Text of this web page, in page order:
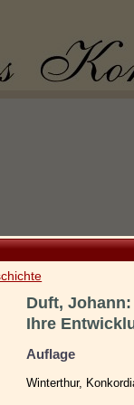
Duft,
Ihre
Auflage
Winterthur,